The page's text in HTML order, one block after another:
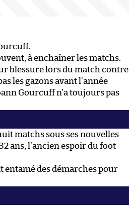
à enchaîner les matchs.
blessure lors du match contre
les gazons avant l’année
Gourcuff n’a toujours pas
matchs sous ses nouvelles
ans, l’ancien espoir du foot
entamé des démarches pour